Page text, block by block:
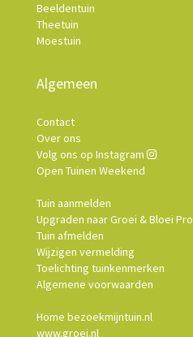
Beeldentuin
Theetuin
Moestuin
Algemeen
Contact
Over ons
Volg ons op Instagram
Open Tuinen Weekend
Tuin aanmelden
Upgraden naar Groei & Bloei Pro
Tuin afmelden
Wijzigen vermelding
Toelichting tuinkenmerken
Algemene voorwaarden
Home bezoekmijntuin.nl
www.groei.nl